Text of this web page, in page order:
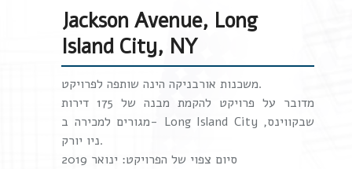
Jackson Avenue, Long
Island City, NY
משכנות אורבניקה הינה שותפה לפרויקט.
מדובר על פרויקט להקמת מבנה של 175 דירות
מגורים למכירה ב- Long Island City שבקווינס,
ניו יורק.
סיום צפוי של הפרויקט: ינואר 2019